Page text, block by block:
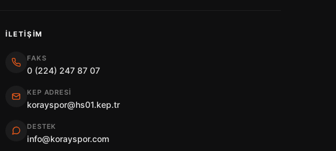
İLETIŞIM
FAKS
0 (224) 247 87 07
KEP ADRESI
korayspor@hs01.kep.tr
DESTEK
info@korayspor.com